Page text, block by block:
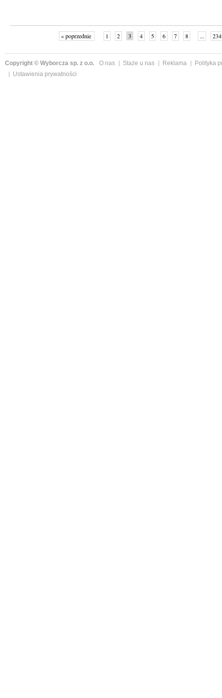
« poprzednie 1 2 3 4 5 6 7 8 ...
Copyright © Wyborcza sp. z o.o. O nas Staże u nas Reklama
Polityka
Ustawienia prywatności